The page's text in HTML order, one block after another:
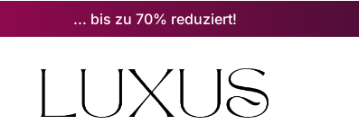
... bis zu 70% reduziert!